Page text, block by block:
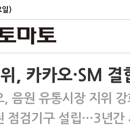
일)
, 카카오·SM
, 음원 유통시장 지위
점검기구 설립…3년간